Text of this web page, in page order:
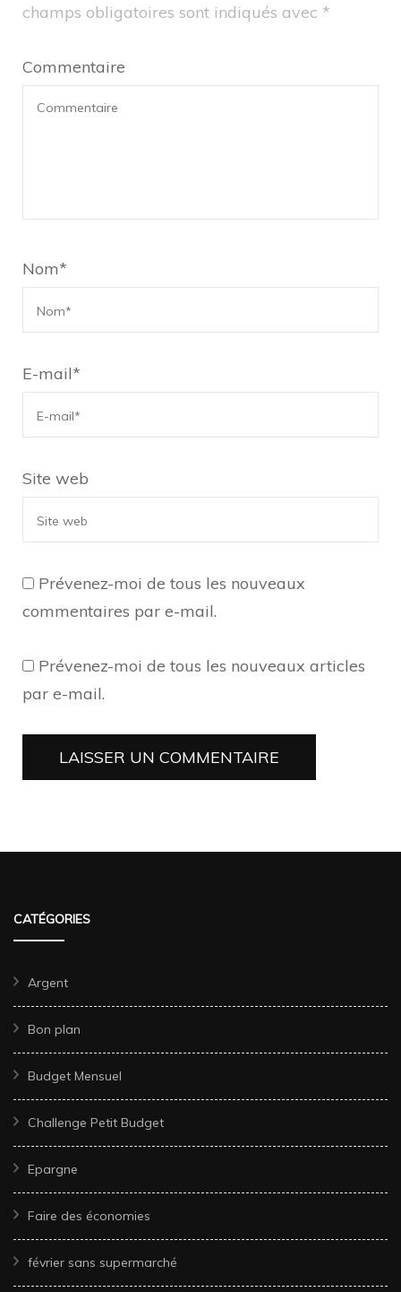
champs obligatoires sont indiqués avec *
Commentaire
Nom*
E-mail*
Site web
Prévenez-moi de tous les nouveaux
commentaires par e-mail.
Prévenez-moi de tous les nouveaux articles
par e-mail.
CATÉGORIES
Argent
Bon plan
Budget Mensuel
Challenge Petit Budget
Epargne
Faire des économies
février sans supermarché